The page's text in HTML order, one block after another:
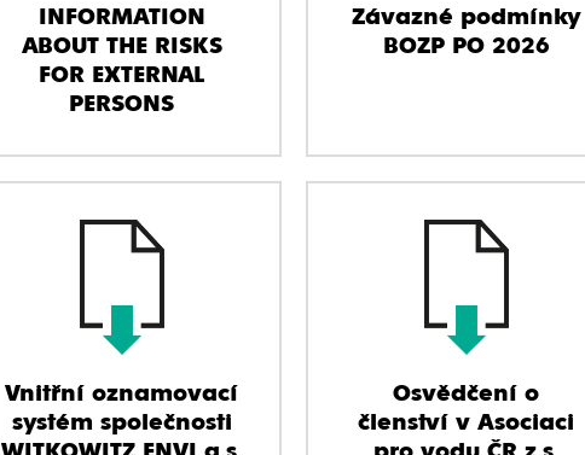
INFORMATION
ABOUT THE RISKS
FOR EXTERNAL
PERSONS
Závazné podmínky
BOZP PO 2026
Vnitřní oznamovací
systém společnosti
Osvědčení o
členství v Asociaci